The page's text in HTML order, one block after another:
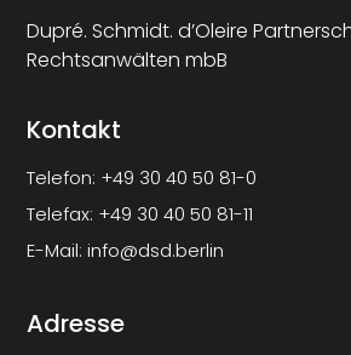
Dupré. Schmidt. d’Oleire
Rechtsanwälten mbB
Kontakt
Telefon: +49 30 40 50 81-0
Telefax: +49 30 40 50 81-11
E-Mail:info@dsd.berlin
Adresse